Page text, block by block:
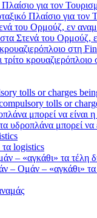
Πλαίσιο για τον
Στενά του Ορμούζ,
tolls or
υδροπλάνα μπορεί
τα logistics
Ομάν – «αγκάθι» τα